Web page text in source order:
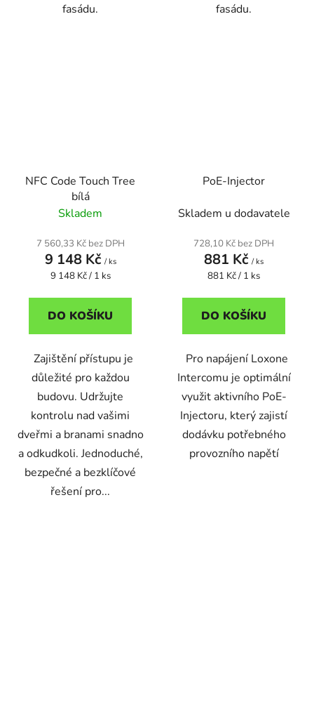
fasádu.
fasádu.
NFC Code Touch Tree
bílá
Skladem
7 560,33 Kč bez DPH
9 148 Kč / ks
Měrná
9 148 Kč / 1 ks
DO KOŠÍKU
Zajištění přístupu je
důležité pro každou
budovu. Udržujte
kontrolu nad vašimi
dveřmi a branami snadno
a odkudkoli. Jednoduché,
bezpečné a bezklíčové
řešení pro...
PoE-Injector
Skladem u dodavatele
728,10 Kč bez DPH
881 Kč / ks
Měrná
881 Kč / 1 ks
DO KOŠÍKU
Pro napájení Loxone
Intercomu je optimální
využit aktivního PoE-
Injectoru, který zajistí
dodávku potřebného
provozního napětí